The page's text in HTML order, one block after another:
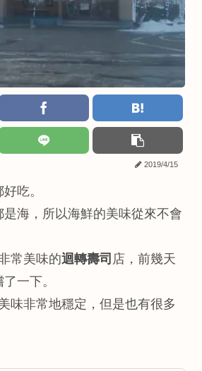
2019/4/15
吃。
海，所以海鮮的美味從來不會
常美味的迴轉壽司 店，前幾天
一下。
味非常地穩定，但是也有很多